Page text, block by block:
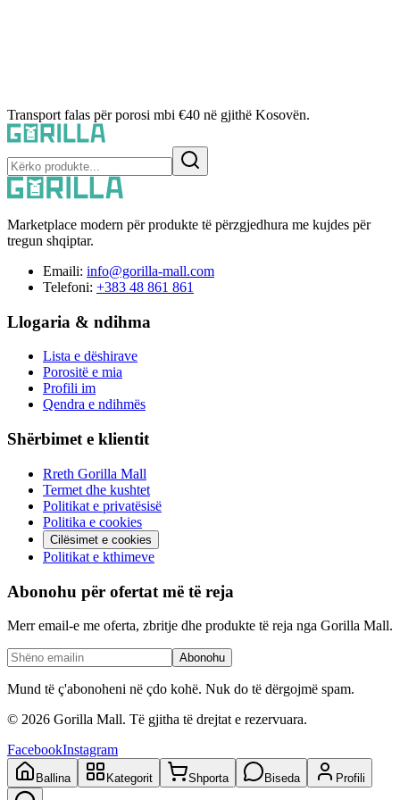
Transport falas për porosi mbi €40 në gjithë Kosovën.
Marketplace modern për produkte të përzgjedhura me kujdes për
tregun shqiptar.
Emaili: info@gorilla-mall.com
Telefoni: +383 48 861 861
Llogaria & ndihma
Lista e dëshirave
Porositë e mia
Profili im
Qendra e ndihmës
Shërbimet e klientit
Rreth Gorilla Mall
Termet dhe kushtet
Politikat e privatësisë
Politika e cookies
Cilësimet e cookies
Politikat e kthimeve
Abonohu për ofertat më të reja
Merr email-e me oferta, zbritje dhe produkte të reja nga Gorilla Mall.
Abonohu
Mund të ç'abonoheni në çdo kohë. Nuk do të dërgojmë spam.
© 2026 Gorilla Mall. Të gjitha të drejtat e rezervuara.
FacebookInstagram
Ballina Kategorit Shporta Biseda Profili